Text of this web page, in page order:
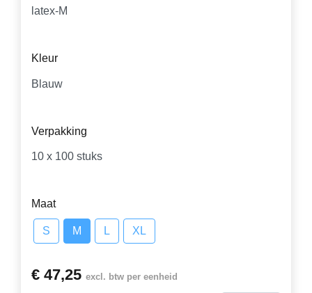
Kleur
Verpakking
Maat
S M L XL
€ 47,25 excl. btw per eenheid